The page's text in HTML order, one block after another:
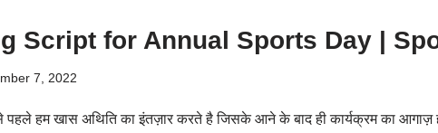
Script for Annual Sports Day |
7, 2022
पहले हम खास अथिति का इंतज़ार करते है जिसके आने के बाद ही कार्यक्रम का आगाज़